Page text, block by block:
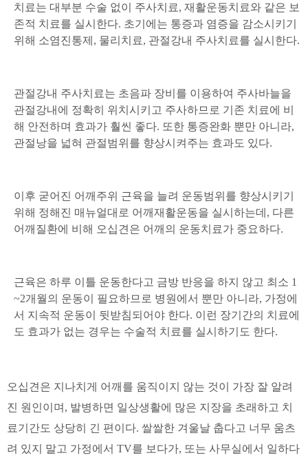
치료는 대부분 수술 없이 주사치료, 재활운동치료와 같은 보
존적 치료를 실시한다. 초기에는 통증과 염증을 감소시키기
위해 소염진통제, 물리치료, 관절강내 주사치료를 실시한다.
관절강내 주사치료는 초음파 장비를 이용하여 주사바늘을
관절강내에 정확히 위치시키고 주사하므로 기존 치료에 비
해 안전하며 효과가 훨씬 좋다. 또한 통증완화 뿐만 아니라,
관절낭을 넓혀 관절범위를 향상시켜주는 효과도 있다.
이후 굳어진 어깨주위 근육을 늘려 운동범위를 향상시키기
위해 정해진 매뉴얼대로 어깨재활운동을 실시하는데, 다른
어깨질환에 비해 오십견은 어깨의 운동치료가 중요하다.
근육은 하루 이틀 운동한다고 금방 반응을 하지 않고 최소 1
~2개월의 운동이 필요하므로 병원에서 뿐만 아니라, 가정에
서 지속적 운동이 뒷받침되어야 한다. 이런 장기간의 치료에
도 효과가 없는 경우는 수술적 치료를 실시하기도 한다.
오십견은 지나치게 어깨를 움직이지 않는 것이 가장 잘 알려
진 원인이며, 발병하면 일상생활에 많은 지장을 초래하고 치
료기간도 상당히 긴 편이다. 쌀쌀한 겨울날 춥다고 너무 움츠
려 있지 말고 가정에서 TV를 보다가, 또는 사무실에서 일하다